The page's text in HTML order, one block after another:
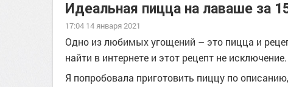
Идеальная пицца на лаваше за
17:04 14 января 2021
Одно из любимых угощений – это пицца и
найти в интернете и этот рецепт не исключение.
Я попробовала приготовить пиццу по